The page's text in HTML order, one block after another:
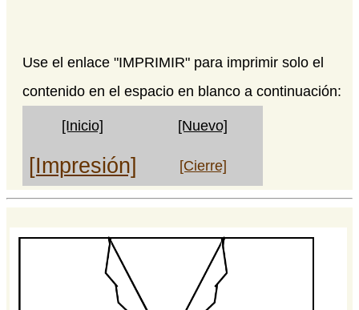
Use el enlace "IMPRIMIR" para imprimir solo el
contenido en el espacio en blanco a continuación:
[Inicio] [Nuevo]
[Impresión] [Cierre]